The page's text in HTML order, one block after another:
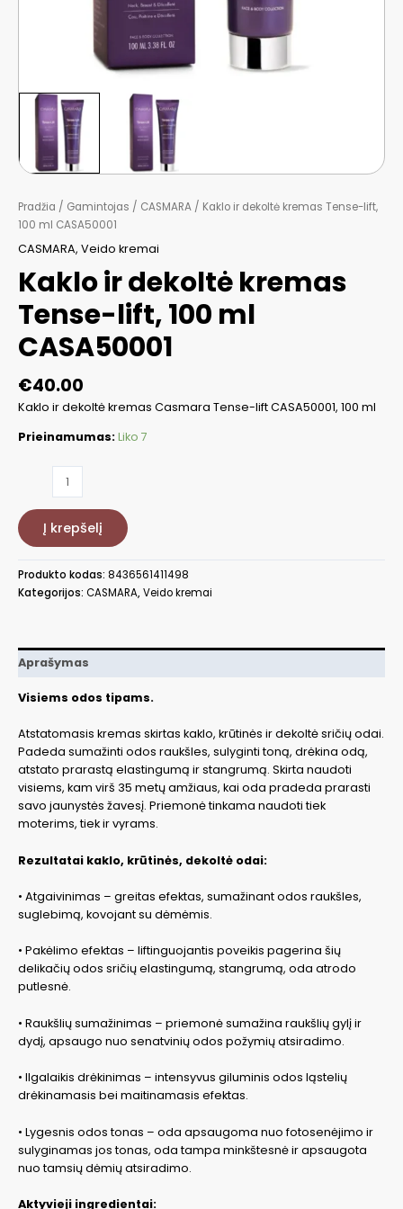
Pradžia / Gamintojas / CASMARA / Kaklo ir dekoltė kremas Tense-lift,
100 ml CASA50001
CASMARA, Veido kremai
Kaklo ir dekoltė kremas
Tense-lift, 100 ml
CASA50001
€40.00
Kaklo ir dekoltė kremas Casmara Tense-lift CASA50001, 100 ml
Prieinamumas:Liko 7
Kaklo
ir
dekoltė
Tense-
lift,
CASA50001
Į krepšelį
Produkto kodas: 8436561411498
Kategorijos: CASMARA,Veido kremai
Aprašymas
Visiems odos tipams.
Atstatomasis kremas skirtas kaklo, krūtinės ir dekoltė sričių odai.
Padeda sumažinti odos raukšles, sulyginti toną, drėkina odą,
atstato prarastą elastingumą ir stangrumą. Skirta naudoti
visiems, kam virš 35 metų amžiaus, kai oda pradeda prarasti
savo jaunystės žavesį. Priemonė tinkama naudoti tiek
moterims, tiek ir vyrams.
Rezultatai kaklo, krūtinės, dekoltė odai:
• Atgaivinimas – greitas efektas, sumažinant odos raukšles,
suglebimą, kovojant su dėmėmis.
• Pakėlimo efektas – liftinguojantis poveikis pagerina šių
delikačių odos sričių elastingumą, stangrumą, oda atrodo
putlesnė.
• Raukšlių sumažinimas – priemonė sumažina raukšlių gylį ir
dydį, apsaugo nuo senatvinių odos požymių atsiradimo.
• Ilgalaikis drėkinimas – intensyvus giluminis odos ląstelių
drėkinamasis bei maitinamasis efektas.
• Lygesnis odos tonas – oda apsaugoma nuo fotosenėjimo ir
sulyginamas jos tonas, oda tampa minkštesnė ir apsaugota
nuo tamsių dėmių atsiradimo.
Aktyvieji ingredientai: